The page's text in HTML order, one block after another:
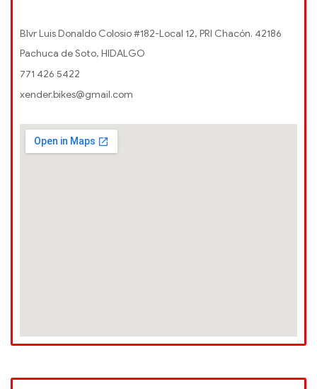
Blvr Luis Donaldo Colosio #182-Local 12, PRI Chacón. 42186
Pachuca de Soto, HIDALGO
771 426 5422
xender.bikes@gmail.com